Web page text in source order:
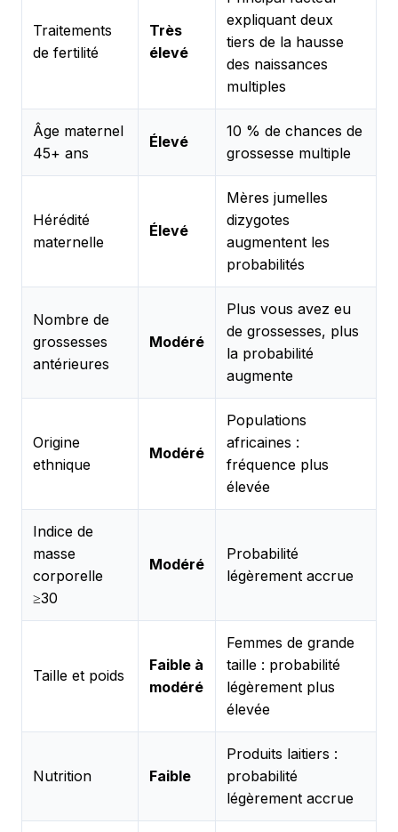
Traitements
de fertilité
Très
élevé
expliquant deux
tiers de la hausse
des naissances
multiples
Âge maternel
45+ ans
Élevé
10 % de chances de
grossesse multiple
Hérédité
maternelle
Élevé
Mères jumelles
dizygotes
augmentent les
probabilités
Nombre de
grossesses
antérieures
Modéré
Plus vous avez eu
de grossesses, plus
la probabilité
augmente
Origine
ethnique
Modéré
Populations
africaines :
fréquence plus
élevée
Indice de
masse
corporelle
≥30
Modéré
Probabilité
légèrement accrue
Taille et poids
Faible à
modéré
Femmes de grande
taille : probabilité
légèrement plus
élevée
Nutrition Faible
Produits laitiers :
probabilité
légèrement accrue